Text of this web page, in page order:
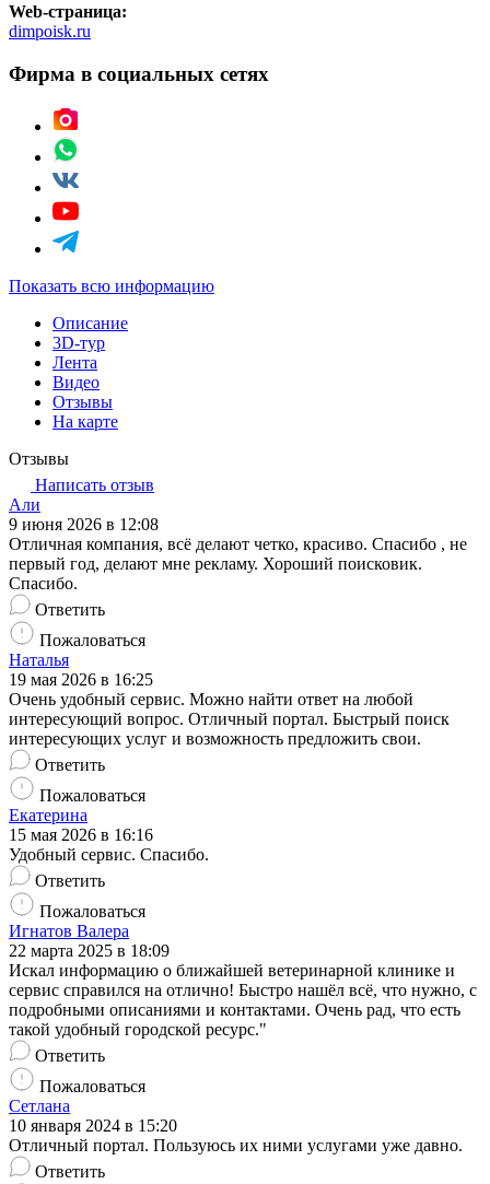
Web-страница:
dimpoisk.ru
Фирма в социальных сетях
Показать всю информацию
Описание
3D-тур
Лента
Видео
Отзывы
На карте
Отзывы
Написать отзыв
Али
9 июня 2026 в 12:08
Отличная компания, всё делают четко, красиво. Спасибо , не
первый год, делают мне рекламу. Хороший поисковик.
Спасибо.
Ответить
Пожаловаться
Наталья
19 мая 2026 в 16:25
Очень удобный сервис. Можно найти ответ на любой
интересующий вопрос. Отличный портал. Быстрый поиск
интересующих услуг и возможность предложить свои.
Ответить
Пожаловаться
Екатерина
15 мая 2026 в 16:16
Удобный сервис. Спасибо.
Ответить
Пожаловаться
Игнатов Валера
22 марта 2025 в 18:09
Искал информацию о ближайшей ветеринарной клинике и
сервис справился на отлично! Быстро нашёл всё, что нужно, с
подробными описаниями и контактами. Очень рад, что есть
такой удобный городской ресурс."
Ответить
Пожаловаться
Сетлана
10 января 2024 в 15:20
Отличный портал. Пользуюсь их ними услугами уже давно.
Ответить